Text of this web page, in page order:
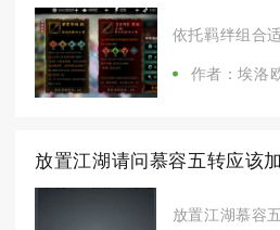
依托羁绊组合
作者：埃洛
放置江湖请问慕容五转应该
放置江湖慕容